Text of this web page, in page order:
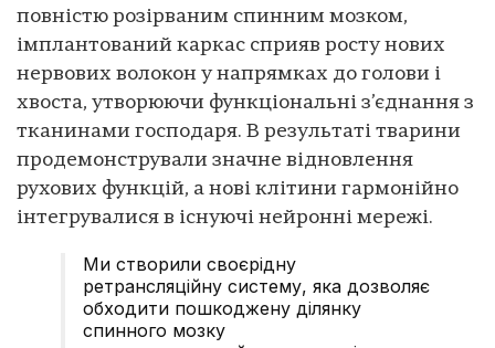
повністю розірваним спинним мозком,
імплантований каркас сприяв росту нових
нервових волокон у напрямках до голови і
хвоста, утворюючи функціональні з’єднання з
тканинами господаря. В результаті тварини
продемонстрували значне відновлення
рухових функцій, а нові клітини гармонійно
інтегрувалися в існуючі нейронні мережі.
Ми створили своєрідну
ретрансляційну систему, яка дозволяє
обходити пошкоджену ділянку
спинного мозку